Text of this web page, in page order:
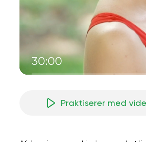
30:00
Praktiserer med